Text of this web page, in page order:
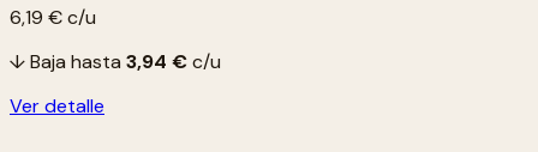
6,19 €c/u
↓ Baja hasta 3,94 €c/u
Ver detalle